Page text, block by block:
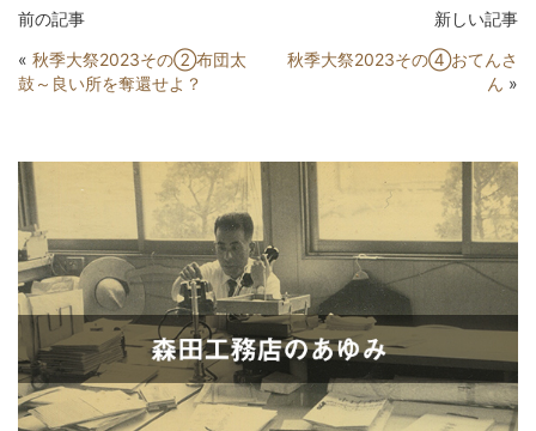
前の記事
« 秋季大祭2023その②布団太
鼓～良い所を奪還せよ？
新しい記事
秋季大祭2023その④おてんさ
ん »